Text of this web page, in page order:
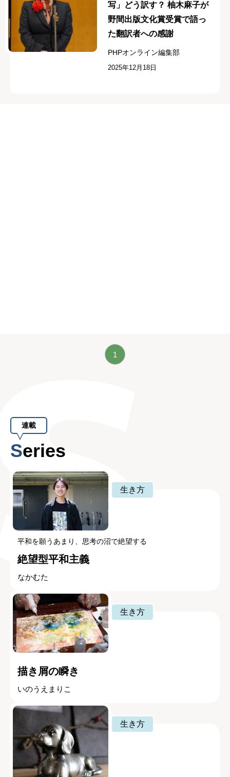
写」どう訳す？ 柚木麻子が
野間出版文化賞受賞で語っ
た翻訳者への感謝
PHPオンライン編集部
2025年12月18日
1
連載
Series
生き方
平和を願うあまり、思考の沼で絶望する
絶望型平和主義
なかむた
生き方
描き屑の瞬き
いのうえまりこ
生き方